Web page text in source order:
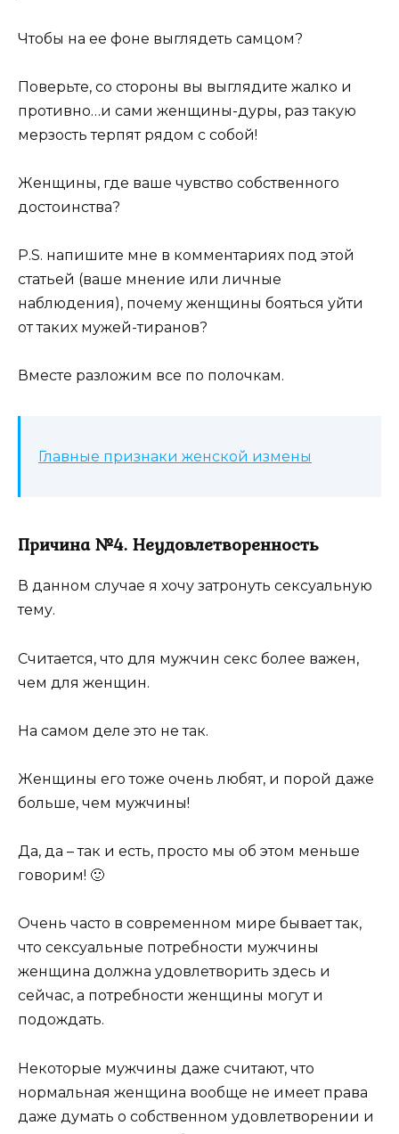
Чтобы на ее фоне выглядеть самцом?
Поверьте, со стороны вы выглядите жалко и
противно…и сами женщины-дуры, раз такую
мерзость терпят рядом с собой!
Женщины, где ваше чувство собственного
достоинства?
P.S. напишите мне в комментариях под этой
статьей (ваше мнение или личные
наблюдения), почему женщины бояться уйти
от таких мужей-тиранов?
Вместе разложим все по полочкам.
Главные признаки женской измены
Причина №4. Неудовлетворенность
В данном случае я хочу затронуть сексуальную
тему.
Считается, что для мужчин секс более важен,
чем для женщин.
На самом деле это не так.
Женщины его тоже очень любят, и порой даже
больше, чем мужчины!
Да, да – так и есть, просто мы об этом меньше
говорим! 🙂
Очень часто в современном мире бывает так,
что сексуальные потребности мужчины
женщина должна удовлетворить здесь и
сейчас, а потребности женщины могут и
подождать.
Некоторые мужчины даже считают, что
нормальная женщина вообще не имеет права
даже думать о собственном удовлетворении и